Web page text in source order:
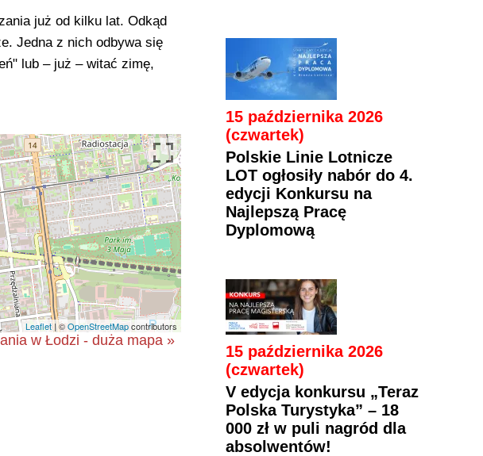
już od kilku lat. Odkąd
Jedna z nich odbywa się
lub – już – witać zimę,
Leaflet| ©OpenStreetMapcontributors
w Łodzi - duża mapa »
15 października 2026
(czwartek)
Polskie Linie Lotnicze
LOT ogłosiły nabór do 4.
edycji Konkursu na
Najlepszą Pracę
Dyplomową
15 października 2026
(czwartek)
V edycja konkursu „Teraz
Polska Turystyka” – 18
000 zł w puli nagród dla
absolwentów!